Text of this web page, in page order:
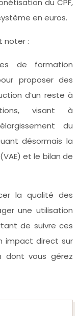
en euros.
noter :
de formation
proposer des
d’un reste à
visant à
du
désormais la
et le bilan de
la qualité des
une utilisation
de suivre ces
impact direct sur
dont vous gérez